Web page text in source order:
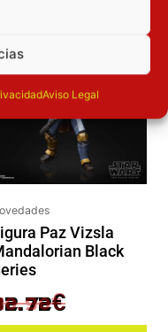
Aviso Legal
Paz Vizsla
Black
€
€